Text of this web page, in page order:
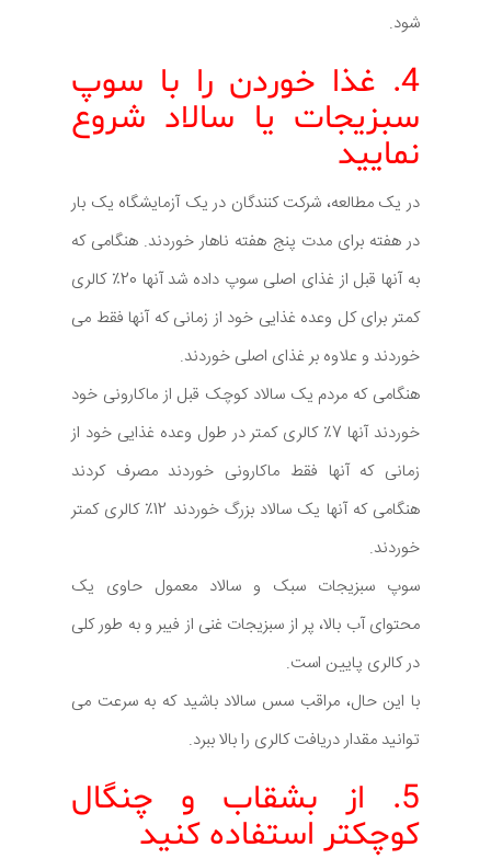
شود.
4. غذا خوردن را با سوپ
سبزیجات یا سالاد شروع
نمایید
در یک مطالعه، شرکت کنندگان در یک آزمایشگاه یک بار
در هفته برای مدت پنج هفته ناهار خوردند. هنگامی که
به آنها قبل از غذای اصلی سوپ داده شد آنها 20٪ کالری
کمتر برای کل وعده غذایی خود از زمانی که آنها فقط می
خوردند و علاوه بر غذای اصلی خوردند.
هنگامی که مردم یک سالاد کوچک قبل از ماکارونی خود
خوردند آنها 7٪ کالری کمتر در طول وعده غذایی خود از
زمانی که آنها فقط ماکارونی خوردند مصرف کردند
هنگامی که آنها یک سالاد بزرگ خوردند 12٪ کالری کمتر
خوردند.
سوپ سبزیجات سبک و سالاد معمول حاوی یک
محتوای آب بالا، پر از سبزیجات غنی از فیبر و به طور کلی
در کالری پایین است.
با این حال، مراقب سس سالاد باشید که به سرعت می
توانید مقدار دریافت کالری را بالا ببرد.
5. از بشقاب و چنگال
کوچکتر استفاده کنید